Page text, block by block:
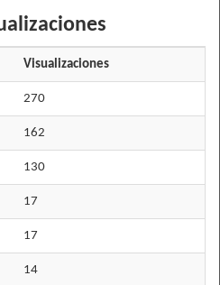
Visualizaciones
270
162
130
17
17
14